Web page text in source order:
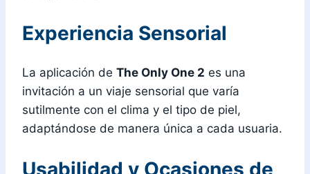
Experiencia Sensorial
La aplicación de The Only One 2 es una
invitación a un viaje sensorial que varía
sutilmente con el clima y el tipo de piel,
adaptándose de manera única a cada usuaria.
Usabilidad y Ocasiones de